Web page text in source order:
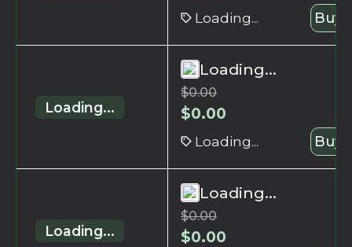
Loading... Buy
Loading...
Loading...
$0.00
$0.00
Loading... Buy
Loading...
Loading...
$0.00
$0.00